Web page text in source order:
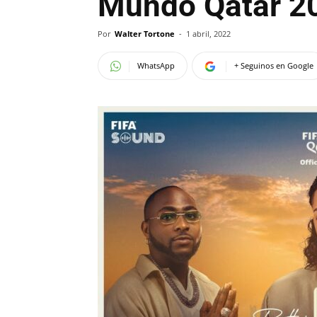
Por Walter Tortone - 1 abril, 2022
WhatsApp + Seguinos en Google